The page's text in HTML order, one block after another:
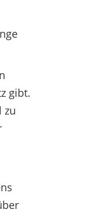
gibt.
zu